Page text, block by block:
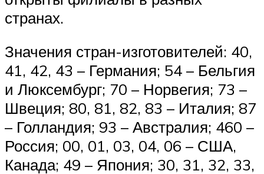
странах.
Значения стран-изготовителей: 40,
41, 42, 43 – Германия; 54 – Бельгия
и Люксембург; 70 – Норвегия; 73 –
Швеция; 80, 81, 82, 83 – Италия; 87
– Голландия; 93 – Австралия; 460 –
Россия; 00, 01, 03, 04, 06 – США,
Канада; 49 – Япония; 30, 31, 32, 33,